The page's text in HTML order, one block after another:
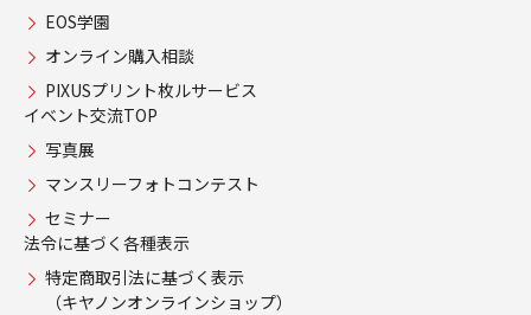
EOS学園
オンライン購入相談
PIXUSプリント枚ルサービス
イベント交流TOP
写真展
マンスリーフォトコンテスト
セミナー
法令に基づく各種表示
特定商取引法に基づく表示
（キヤノンオンラインショップ）